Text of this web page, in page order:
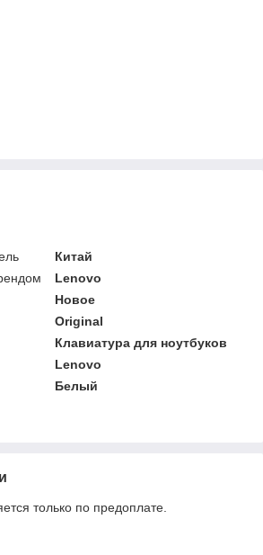
Китай
Lenovo
Новое
Original
Клавиатура для ноутбуков
Lenovo
Белый
только по предоплате.